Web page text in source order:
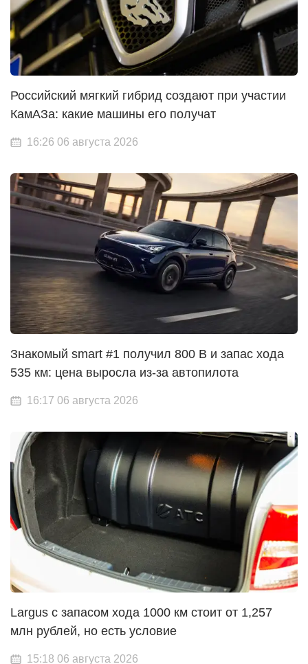
Российский мягкий гибрид создают при участии
КамАЗа: какие машины его получат
16:26 06 августа 2026
Знакомый smart #1 получил 800 В и запас хода
535 км: цена выросла из-за автопилота
16:17 06 августа 2026
Largus с запасом хода 1000 км стоит от 1,257
млн рублей, но есть условие
15:18 06 августа 2026